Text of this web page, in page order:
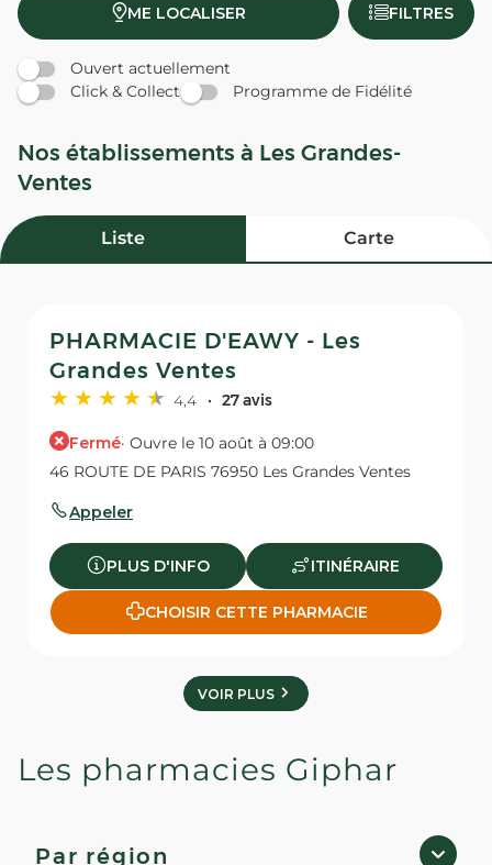
ME LOCALISER FILTRES
Ouvert actuellement
Click & Collect
Programme de Fidélité
Nos établissements à Les Grandes-
Ventes
Liste Carte
PHARMACIE D'EAWY - Les
Grandes Ventes
4,4 27 avis
Fermé· Ouvre le 10 août à 09:00
46 ROUTE DE PARIS 76950 Les Grandes Ventes
Appeler
PLUS D'INFO ITINÉRAIRE
CHOISIR CETTE PHARMACIE
VOIR PLUS
Les pharmacies Giphar
Par région